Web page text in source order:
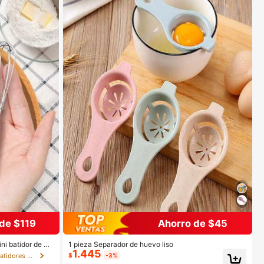
$119
batidor de hu
clásico p
en Acero inoxidable Batidores de huevos
Ahorro de $45
1 pieza Separador de huevo liso
$1.445 -3%